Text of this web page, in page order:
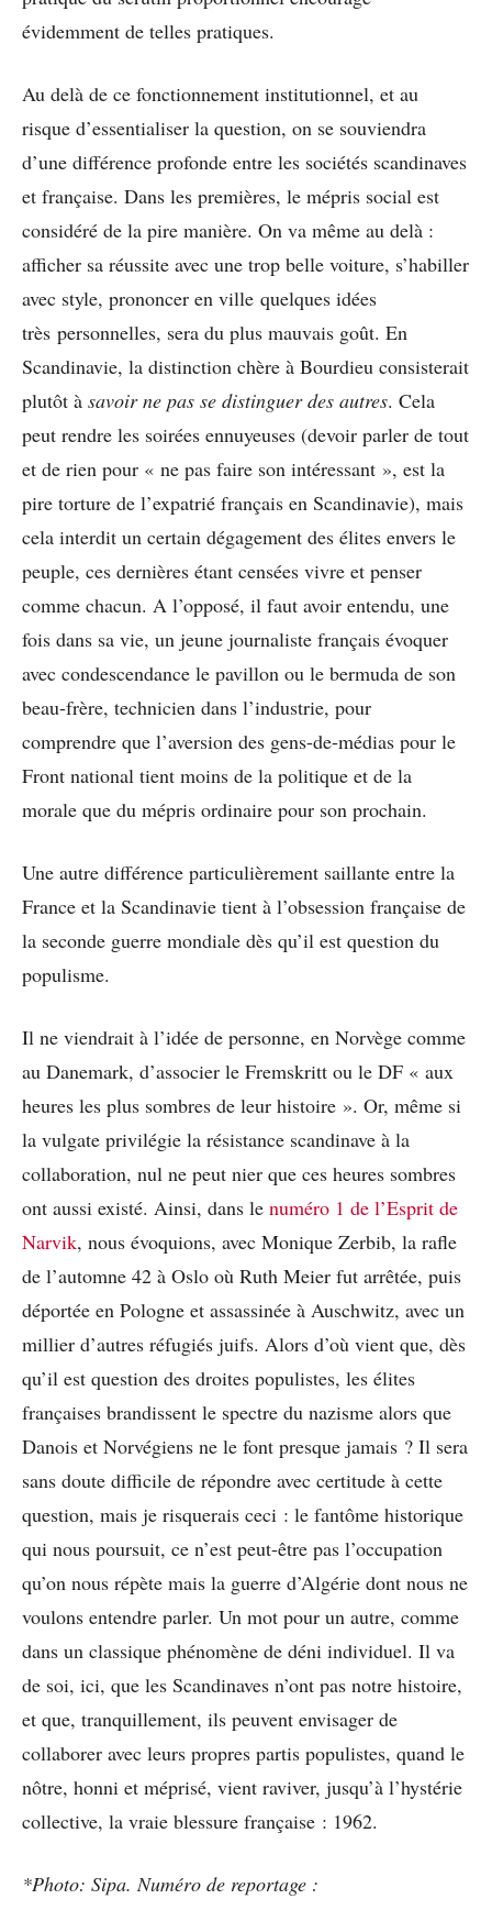
évidemment de telles pratiques.
Au delà de ce fonctionnement institutionnel, et au
risque d’essentialiser la question, on se souviendra
d’une différence profonde entre les sociétés scandinaves
et française. Dans les premières, le mépris social est
considéré de la pire manière. On va même au delà :
afficher sa réussite avec une trop belle voiture, s’habiller
avec style, prononcer en ville quelques idées
très personnelles, sera du plus mauvais goût. En
Scandinavie, la distinction chère à Bourdieu consisterait
plutôt à savoir ne pas se distinguer des autres. Cela
peut rendre les soirées ennuyeuses (devoir parler de tout
et de rien pour « ne pas faire son intéressant », est la
pire torture de l’expatrié français en Scandinavie), mais
cela interdit un certain dégagement des élites envers le
peuple, ces dernières étant censées vivre et penser
comme chacun. A l’opposé, il faut avoir entendu, une
fois dans sa vie, un jeune journaliste français évoquer
avec condescendance le pavillon ou le bermuda de son
beau-frère, technicien dans l’industrie, pour
comprendre que l’aversion des gens-de-médias pour le
Front national tient moins de la politique et de la
morale que du mépris ordinaire pour son prochain.
Une autre différence particulièrement saillante entre la
France et la Scandinavie tient à l’obsession française de
la seconde guerre mondiale dès qu’il est question du
populisme.
Il ne viendrait à l’idée de personne, en Norvège comme
au Danemark, d’associer le Fremskritt ou le DF « aux
heures les plus sombres de leur histoire ». Or, même si
la vulgate privilégie la résistance scandinave à la
collaboration, nul ne peut nier que ces heures sombres
ont aussi existé. Ainsi, dans le numéro 1 de l’Esprit de
Narvik, nous évoquions, avec Monique Zerbib, la rafle
de l’automne 42 à Oslo où Ruth Meier fut arrêtée, puis
déportée en Pologne et assassinée à Auschwitz, avec un
millier d’autres réfugiés juifs. Alors d’où vient que, dès
qu’il est question des droites populistes, les élites
françaises brandissent le spectre du nazisme alors que
Danois et Norvégiens ne le font presque jamais ? Il sera
sans doute difficile de répondre avec certitude à cette
question, mais je risquerais ceci : le fantôme historique
qui nous poursuit, ce n’est peut-être pas l’occupation
qu’on nous répète mais la guerre d’Algérie dont nous ne
voulons entendre parler. Un mot pour un autre, comme
dans un classique phénomène de déni individuel. Il va
de soi, ici, que les Scandinaves n’ont pas notre histoire,
et que, tranquillement, ils peuvent envisager de
collaborer avec leurs propres partis populistes, quand le
nôtre, honni et méprisé, vient raviver, jusqu’à l’hystérie
collective, la vraie blessure française : 1962.
*Photo: Sipa. Numéro de reportage :